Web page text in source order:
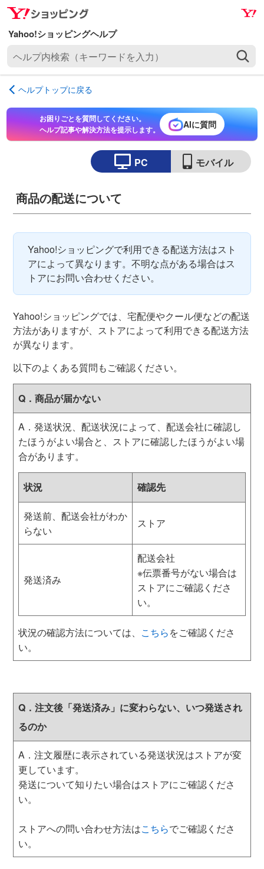
ナ
ビ
ゲ
ー
ョ
ン
へ
ス
キ
メ
イ
ン
コ
テ
ン
ツ
へ
ス
プ
内
検
索
（
入
ヘルプトップに戻る
お困りごとを質問してください。
ヘルプ記事や解決方法を提示します。
AIに質問
PC モバイル
商品の配送について
Yahoo!ショッピングで利用できる配送方法はスト
アによって異なります。不明な点がある場合はス
トアにお問い合わせください。
Yahoo!ショッピングでは、宅配便やクール便などの配送
方法がありますが、ストアによって利用できる配送方法
が異なります。
以下のよくある質問もご確認ください。
Q．商品が届かない
A．発送状況、配送状況によって、配送会社に確認し
たほうがよい場合と、ストアに確認したほうがよい場
合があります。
状況 確認先
発送前、配送会社がわか
らない
ストア
発送済み
配送会社
※伝票番号がない場合は
ストアにご確認くださ
い。
状況の確認方法については、 こちらをご確認くださ
い。
Q．注文後「発送済み」に変わらない、いつ発送され
るのか
A．注文履歴に表示されている発送状況はストアが変
更しています。
発送について知りたい場合はストアにご確認くださ
い。
ストアへの問い合わせ方法はこちらでご確認くださ
い。